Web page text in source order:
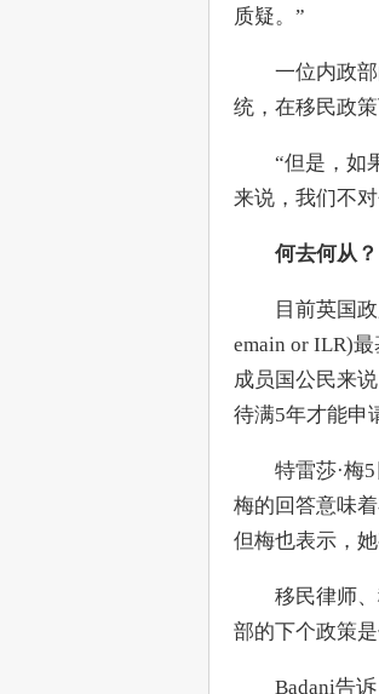
质疑。”
一位内政部
统，在移民政
“但是，如果
来说，我们不
何去何从？
目前英国政府
emain or ILR)
成员国公民来
待满5年才能申
特雷莎·梅5
梅的回答意味
但梅也表示，
移民律师、移
部的下个政策
Badani告诉